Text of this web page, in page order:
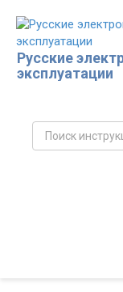
контенту
Русские
эксплуатации
Поиск: